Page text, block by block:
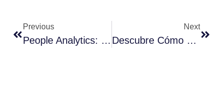
Previous
People Analytics: Optimiza La Gestión De Tu Talento
Next
Descubre Cómo Opera MES Optimiza La Producción Empresarial